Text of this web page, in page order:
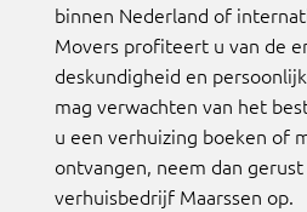
binnen Nederland of
Movers profiteert u van de
deskundigheid en
mag verwachten van het
u een verhuizing boeken of
ontvangen, neem dan
verhuisbedrijf Maarssen op.